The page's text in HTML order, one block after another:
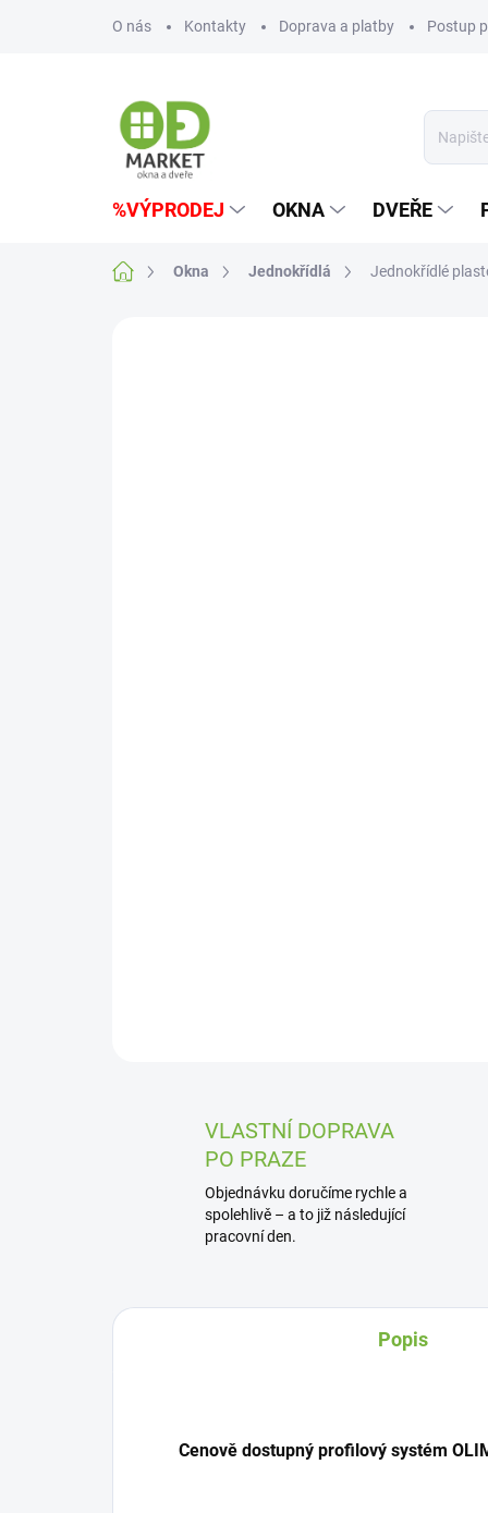
O nás Kontakty Doprava a platby Postup
%VÝPRODEJ OKNA DVEŘE
Domů Okna Jednokřídlá Jednokřídlé
VLASTNÍ DOPRAVA
PO PRAZE
Objednávku doručíme rychle a
spolehlivě – a to již následující
pracovní den.
Popis
Cenově dostupný profilový systém